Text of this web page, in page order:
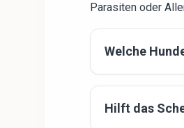
Parasiten oder
Welche
Hilft das